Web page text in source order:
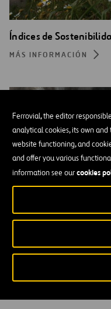
Ferrovial, the editor
analytical cookies, its own
website functioning, and
and offer you various
information see ourcookies
Índices de
MÁS INFORMACIÓN